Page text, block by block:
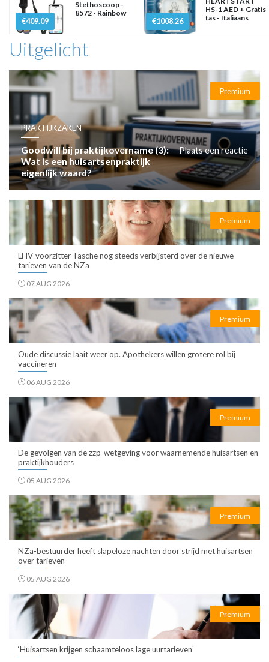
€409.09
Stethoscoop -
8572 - Rainbow
€1008.26
HS-1 AED + Gratis
tas - Italiaans
Uitgelicht
Premium
PRAKTIJKZAKEN
Goodwill bij praktijkovername (3):
Wat is een huisartsenpraktijk
eigenlijk waard?
Plaats een reactie
Premium
LHV-voorzitter Tasche nog steeds verbijsterd over de nieuwe
tarieven van de NZa
07 AUG 2026
Premium
Oude discussie laait weer op. Apothekers willen grotere rol bij
vaccineren
06 AUG 2026
Premium
De gevolgen van de zzp-wetgeving voor waarnemende huisartsen en
praktijkhouders
05 AUG 2026
Premium
NZa-bestuurder heeft slapeloze nachten door strijd met huisartsen
over tarieven
05 AUG 2026
Premium
‘Huisartsen krijgen schaamteloos lage uurtarieven’